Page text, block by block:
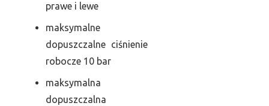
prawe i lewe
maksymalne
dopuszczalne ciśnienie
robocze 10 bar
maksymalna
dopuszczalna